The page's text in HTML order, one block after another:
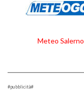
Meteo Salerno
#pubblicità#